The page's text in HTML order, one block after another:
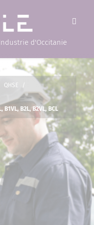
d'Occitanie
QHSE
/
B2L, B2VL, BCL